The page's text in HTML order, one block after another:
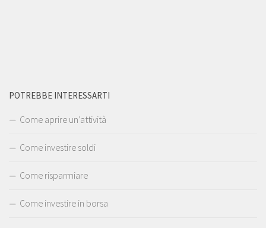
POTREBBE INTERESSARTI
Come aprire un’attività
Come investire soldi
Come risparmiare
Come investire in borsa